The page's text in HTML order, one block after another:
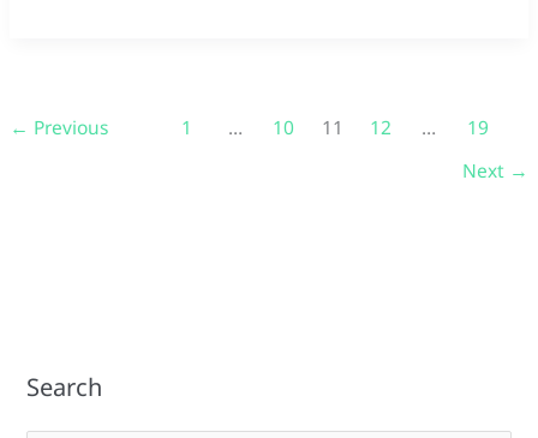
← Previous 1 … 10 11 12 …
19
Next →
Search